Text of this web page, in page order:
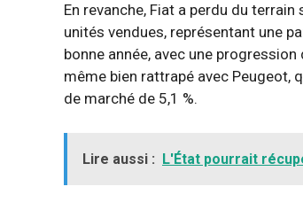
En revanche, Fiat a perdu du
unités vendues, représentant une
bonne année, avec une
même bien rattrapé avec Peugeot,
de marché de 5,1 %.
Lire aussi : L'État pourrait